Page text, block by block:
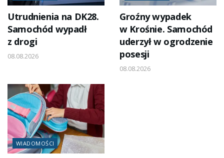
Utrudnienia na DK28.
Samochód wypadł
z drogi
08.08.2026
Groźny wypadek
w Krośnie. Samochód
uderzył w ogrodzenie
posesji
08.08.2026
WIADOMOŚCI